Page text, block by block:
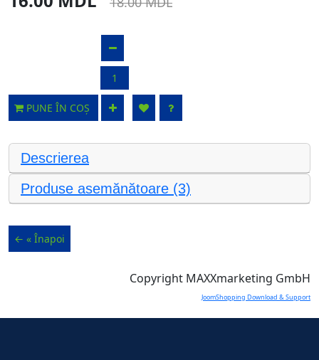
PUNE ÎN COȘ
Descrierea
Produse asemănătoare (3)
Copyright MAXXmarketing GmbH
JoomShopping Download & Support